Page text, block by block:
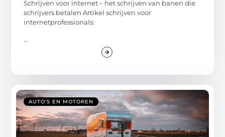
Schrijven voor internet – het schrijven van banen die
schrijvers betalen Artikel schrijven voor
internetprofessionals:
...
AUTO’S EN MOTOREN